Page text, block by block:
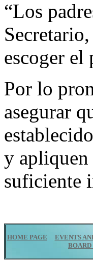
“Los
escoger el
Por lo
asegurar
y apliquen
suficiente
HOME PAGE EVENTS